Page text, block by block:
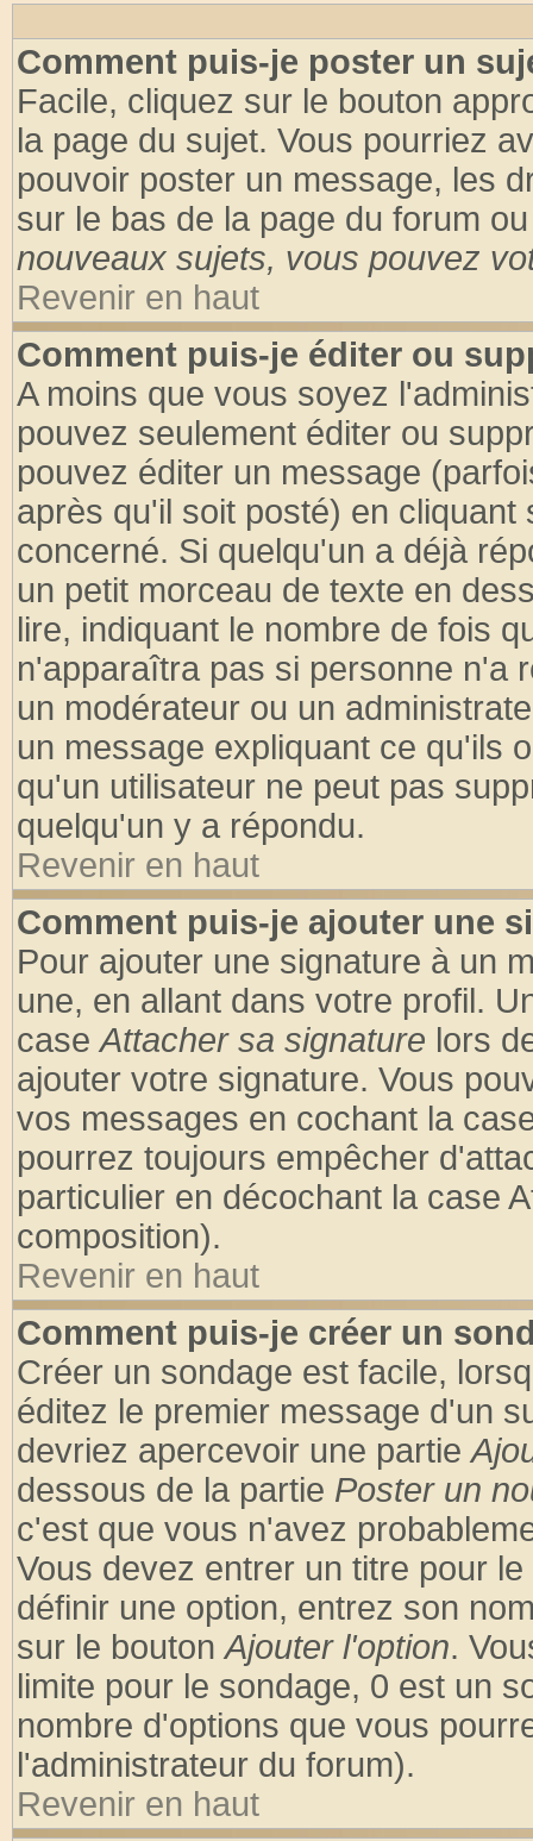
Comment puis-je poster un
Facile, cliquez sur le bouton
la page du sujet. Vous pourriez
pouvoir poster un message, les
sur le bas de la page du forum
nouveaux sujets, vous pouvez
Revenir en haut
Comment puis-je éditer ou
A moins que vous soyez
pouvez seulement éditer ou
pouvez éditer un message
après qu'il soit posté) en
concerné. Si quelqu'un a déjà
un petit morceau de texte en
lire, indiquant le nombre de fois
n'apparaîtra pas si personne n'a
un modérateur ou un
un message expliquant ce qu'ils
qu'un utilisateur ne peut pas
quelqu'un y a répondu.
Revenir en haut
Comment puis-je ajouter une
Pour ajouter une signature à un
une, en allant dans votre profil.
caseAttacher sa signature lors
ajouter votre signature. Vous
vos messages en cochant la
pourrez toujours empêcher
particulier en décochant la case
composition).
Revenir en haut
Comment puis-je créer un
Créer un sondage est facile,
éditez le premier message d'un
devriez apercevoir une partie
dessous de la partie Poster un
c'est que vous n'avez
Vous devez entrer un titre pour
définir une option, entrez son
sur le boutonAjouter l'option.
limite pour le sondage, 0 est un
nombre d'options que vous
l'administrateur du forum).
Revenir en haut